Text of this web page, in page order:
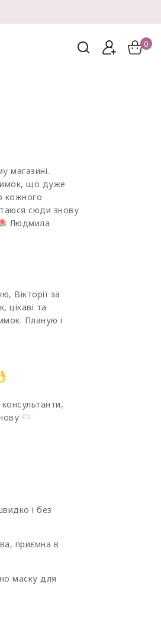
0
магазині.
що дуже
кожного
сюди знову
Людмила
Вікторії за
цікаві та
Планую і
і без
приємна в
маску для